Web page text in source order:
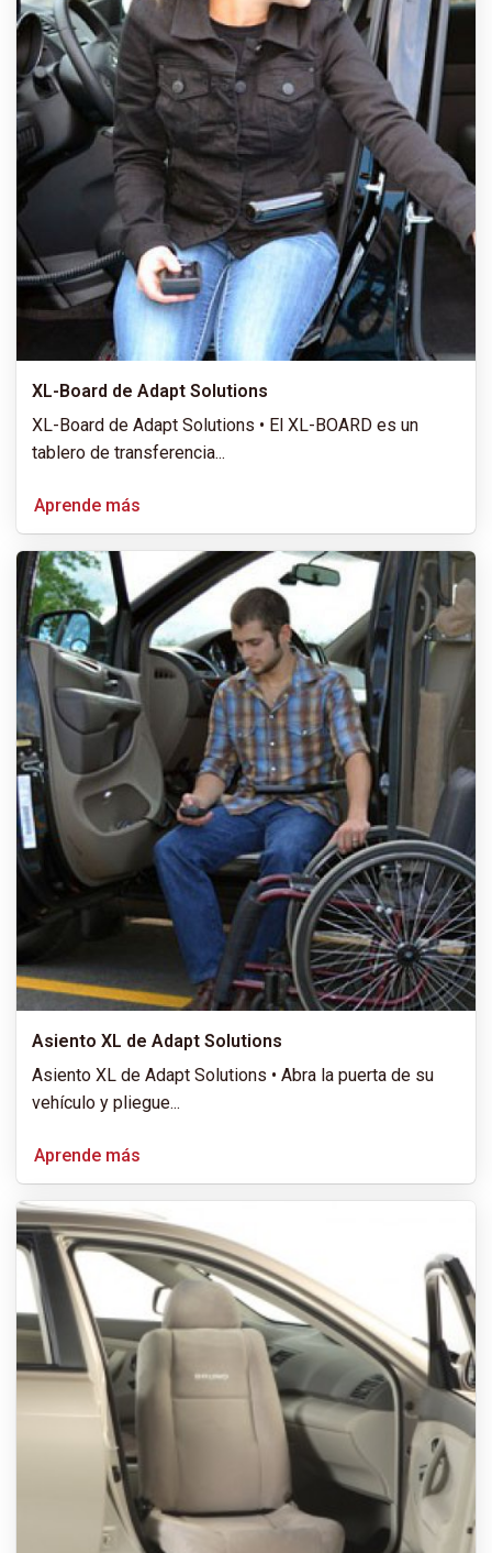
XL-Board de Adapt Solutions
XL-Board de Adapt Solutions • El XL-BOARD es un
tablero de transferencia...
Aprende más
Asiento XL de Adapt Solutions
Asiento XL de Adapt Solutions • Abra la puerta de su
vehículo y pliegue...
Aprende más